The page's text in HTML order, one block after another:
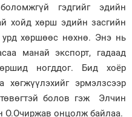
гэдгийг эдийн
хойд хөрш эдийн засгийн
урд хөршөөс нөхнө. Энэ нь
манай экспорт, гадаад
ногддог. Бид хоёр
хөгжүүлэхийг эрмэлзсээр
болов гэж Элчин
О.Очиржав онцолж байлаа.